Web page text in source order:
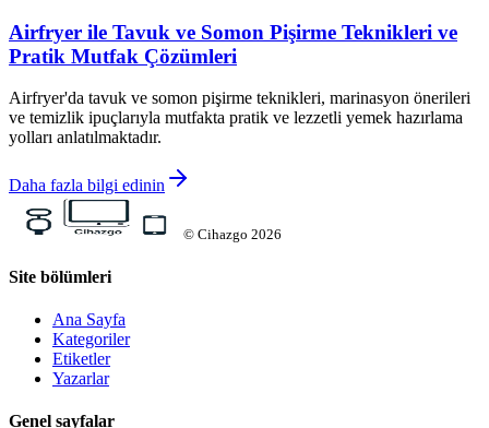
Airfryer ile Tavuk ve Somon Pişirme Teknikleri ve
Pratik Mutfak Çözümleri
Airfryer'da tavuk ve somon pişirme teknikleri, marinasyon önerileri
ve temizlik ipuçlarıyla mutfakta pratik ve lezzetli yemek hazırlama
yolları anlatılmaktadır.
Daha fazla bilgi edinin
© Cihazgo 2026
Site bölümleri
Ana Sayfa
Kategoriler
Etiketler
Yazarlar
Genel sayfalar